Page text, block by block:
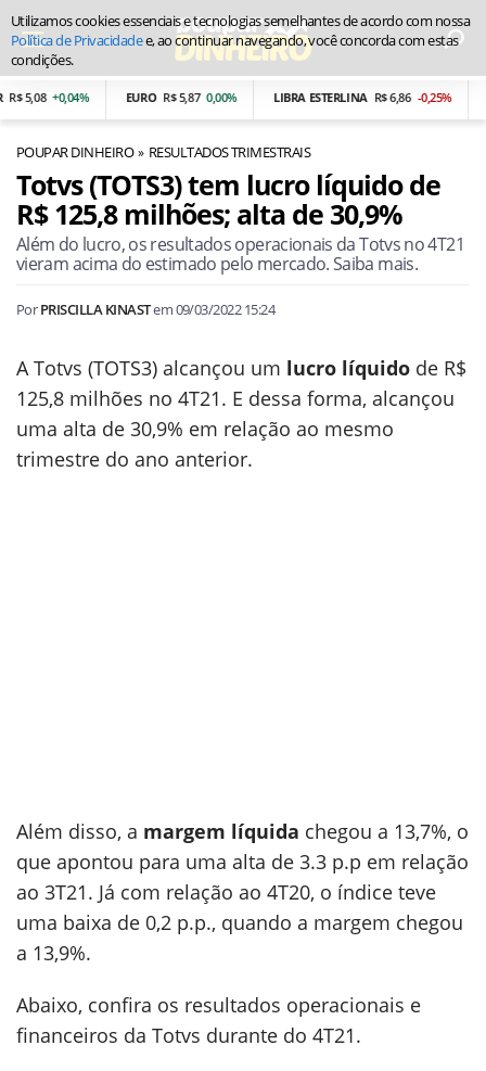
5,08 +0,04% EURO R$ 5,87 0,00% LIBRA ESTERLINA R$ 6,86 -0,25%
POUPAR DINHEIRO RESULTADOS TRIMESTRAIS
Totvs (TOTS3) tem lucro líquido de
R$ 125,8 milhões; alta de 30,9%
Além do lucro, os resultados operacionais da Totvs no 4T21
vieram acima do estimado pelo mercado. Saiba mais.
PorPRISCILLA KINASTem09/03/2022 15:24
A Totvs (TOTS3) alcançou um lucro líquido de R$
125,8 milhões no 4T21. E dessa forma, alcançou
uma alta de 30,9% em relação ao mesmo
trimestre do ano anterior.
Além disso, a margem líquida chegou a 13,7%, o
que apontou para uma alta de 3.3 p.p em relação
ao 3T21. Já com relação ao 4T20, o índice teve
uma baixa de 0,2 p.p., quando a margem chegou
a 13,9%.
Abaixo, confira os resultados operacionais e
financeiros da Totvs durante do 4T21.
Utilizamos cookies essenciais e tecnologias semelhantes de acordo com nossa
Política de Privacidadee, ao continuar navegando, você concorda com estas
condições.